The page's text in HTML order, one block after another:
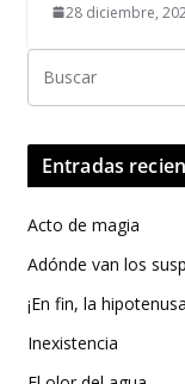
28 diciembre,
Entradas
Acto de magia
Adónde van los
¡En fin, la
Inexistencia